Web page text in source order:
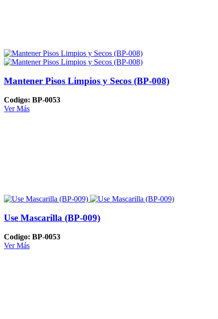
Mantener Pisos Limpios y Secos (BP-008)
Codigo: BP-0053
Ver Más
Use Mascarilla (BP-009)
Codigo: BP-0053
Ver Más